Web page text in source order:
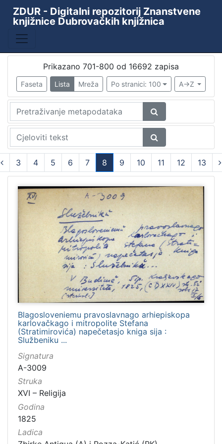
Baza
ZKD - ZDUR
Periodika Ragusina
Knjižnica
]
Godina
9th decade of the 19th century
1480
Naslov
serijske
publikacije
Crvena Hrvatska
1460
Dubrovnik
1232
Narodna svijest
1095
Prava Crvena Hrvatska
712
ZDUR - Digitalni repozitorij Znanstvene
knjižnice Dubrovačkih knjižnica
Prikazano 701-800 od 16692 zapisa
Faseta Lista Mreža Po stranici: 100 A->Z
3 4 5 6 7
8
(current)
9 10 11 12 13
Blagosloveniemu pravoslavnago arhiepiskopa
karlovačkago i mitropolite Stefana
(Stratimirovića) napečetasjo kniga sija :
Službeniku ...
Signatura
A-3009
Struka
XVI – Religija
Godina
1825
Ladica